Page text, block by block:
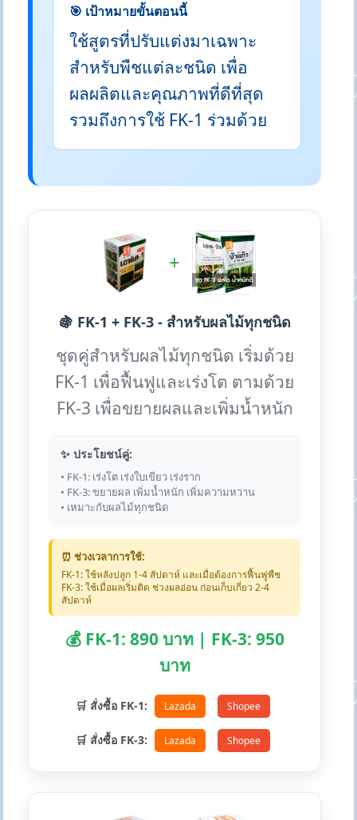
🎯 เป้าหมายขั้นตอนนี้
ใช้สูตรที่ปรับแต่งมาเฉพาะ
สำหรับพืชแต่ละชนิด เพื่อ
ผลผลิตและคุณภาพที่ดีที่สุด
รวมถึงการใช้ FK-1 ร่วมด้วย
+
🍇 FK-1 + FK-3 - สำหรับผลไม้ทุกชนิด
ชุดคู่สำหรับผลไม้ทุกชนิด เริ่มด้วย
FK-1 เพื่อฟื้นฟูและเร่งโต ตามด้วย
FK-3 เพื่อขยายผลและเพิ่มน้ำหนัก
✨ ประโยชน์คู่:
• FK-1: เร่งโต เร่งใบเขียว เร่งราก
• FK-3: ขยายผล เพิ่มน้ำหนัก เพิ่มความหวาน
• เหมาะกับผลไม้ทุกชนิด
⏰ ช่วงเวลาการใช้:
FK-1: ใช้หลังปลูก 1-4 สัปดาห์ และเมื่อต้องการฟื้นฟูพืช
FK-3: ใช้เมื่อผลเริ่มติด ช่วงผลอ่อน ก่อนเก็บเกี่ยว 2-4
สัปดาห์
💰 FK-1: 890 บาท | FK-3: 950
บาท
🛒 สั่งซื้อ FK-1: Lazada Shopee
🛒 สั่งซื้อ FK-3: Lazada Shopee